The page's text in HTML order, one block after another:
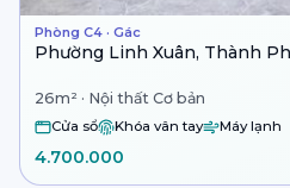
Phòng C4 · Gác
Phường Linh Xuân, Thành
26m² · Nội thất Cơ bản
Cửa sổ Khóa vân tay Máy lạnh
4.700.000